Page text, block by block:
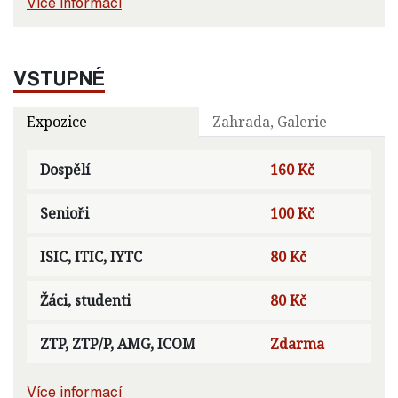
VSTUPNÉ
Expozice Zahrada, Galerie
Dospělí 160 Kč
Senioři 100 Kč
ISIC, ITIC, IYTC 80 Kč
Žáci, studenti 80 Kč
ZTP, ZTP/P, AMG, ICOM Zdarma
Více informací